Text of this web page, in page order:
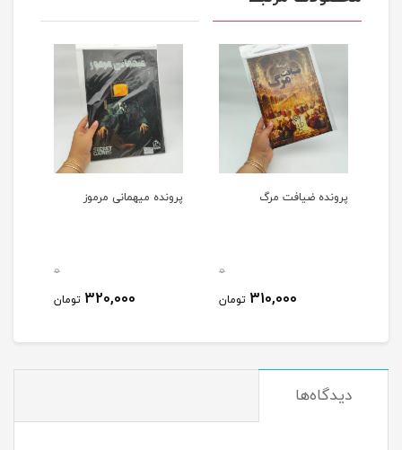
پرونده ضیافت مرگ
0
310,000 تومان
پرونده میهمانی مرموز
0
320,000 تومان
دیدگاه‌ها